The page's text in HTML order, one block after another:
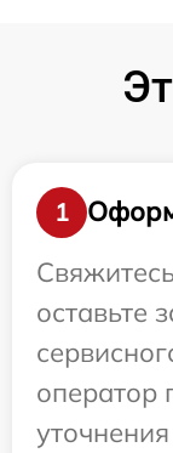
1
оставьте
оператор